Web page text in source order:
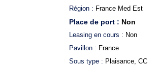
Région : France Med Est
Place de port : Non
Leasing en cours : Non
Pavillon : France
Sous type : Plaisance, CC